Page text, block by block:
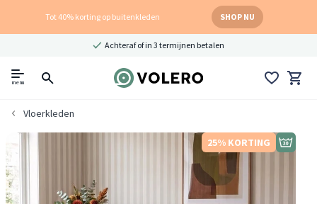
Tot 40% korting op buitenkleden SHOP NU
Achteraf of in 3 termijnen betalen
menu
Vloerkleden
25% KORTING